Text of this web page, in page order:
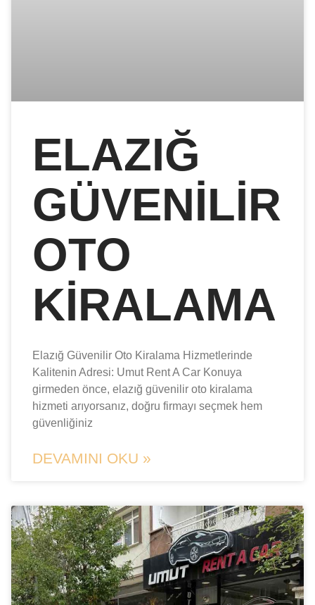
ELAZIĞ
GÜVENILIR
OTO
KIRALAMA
Elazığ Güvenilir Oto Kiralama Hizmetlerinde
Kalitenin Adresi: Umut Rent A Car Konuya
girmeden önce, elazığ güvenilir oto kiralama
hizmeti arıyorsanız, doğru firmayı seçmek hem
güvenliğiniz
DEVAMINI OKU »